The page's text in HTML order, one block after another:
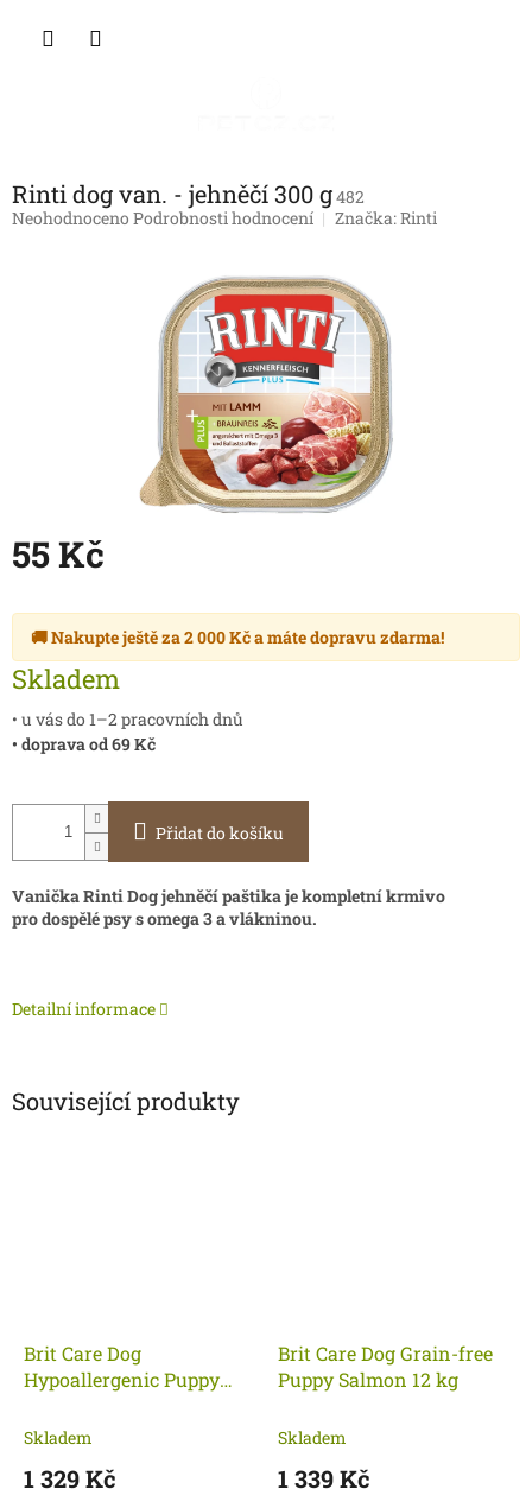
Rinti dog van. - jehněčí 300 g482
Průměrné
Neohodnoceno Podrobnosti hodnocení Značka:Rinti
55 Kč
cena:
🚚 Nakupte ještě za2 000 Kča mátedopravu zdarma!
Skladem
• u vás do 1–2 pracovních dnů
• doprava od 69 Kč
Přidat do košíku
Vanička Rinti Dog jehněčí paštika je kompletní krmivo
pro dospělé psy s omega 3 a vlákninou.
Detailní informace
Související produkty
Brit Care Dog
Hypoallergenic Puppy
Skladem
1 329 Kč
Brit Care Dog Grain-free
Puppy Salmon 12 kg
Skladem
1 339 Kč